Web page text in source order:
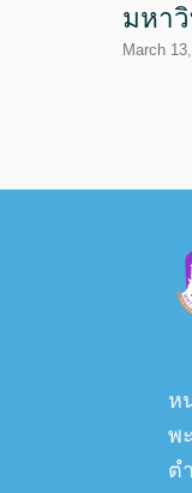
มหา
March
ห
พ
ต